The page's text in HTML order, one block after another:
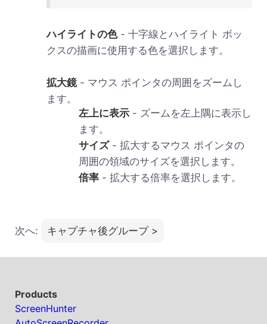
ハイライトの色- 十字線とハイライト ボッ
クスの描画に使用する色を選択します。
拡大鏡- マウス ポインタの周囲をズームし
ます。
左上に表示- ズームを左上隅に表示し
ます。
サイズ- 拡大するマウス ポインタの
周囲の領域のサイズを選択します。
倍率- 拡大する倍率を選択します。
次へ: キャプチャ後グループ >
Products
ScreenHunter